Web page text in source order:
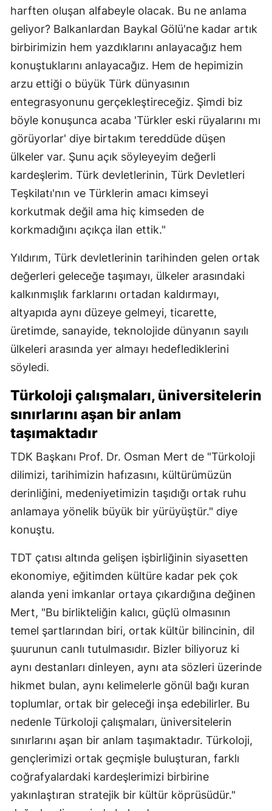
harften oluşan alfabeyle olacak. Bu ne anlama
geliyor? Balkanlardan Baykal Gölü'ne kadar artık
birbirimizin hem yazdıklarını anlayacağız hem
konuştuklarını anlayacağız. Hem de hepimizin
arzu ettiği o büyük Türk dünyasının
entegrasyonunu gerçekleştireceğiz. Şimdi biz
böyle konuşunca acaba 'Türkler eski rüyalarını mı
görüyorlar' diye birtakım tereddüde düşen
ülkeler var. Şunu açık söyleyeyim değerli
kardeşlerim. Türk devletlerinin, Türk Devletleri
Teşkilatı'nın ve Türklerin amacı kimseyi
korkutmak değil ama hiç kimseden de
korkmadığını açıkça ilan ettik."
Yıldırım, Türk devletlerinin tarihinden gelen ortak
değerleri geleceğe taşımayı, ülkeler arasındaki
kalkınmışlık farklarını ortadan kaldırmayı,
altyapıda aynı düzeye gelmeyi, ticarette,
üretimde, sanayide, teknolojide dünyanın sayılı
ülkeleri arasında yer almayı hedeflediklerini
söyledi.
Türkoloji çalışmaları, üniversitelerin
sınırlarını aşan bir anlam
taşımaktadır
TDK Başkanı Prof. Dr. Osman Mert de "Türkoloji
dilimizi, tarihimizin hafızasını, kültürümüzün
derinliğini, medeniyetimizin taşıdığı ortak ruhu
anlamaya yönelik büyük bir yürüyüştür." diye
konuştu.
TDT çatısı altında gelişen işbirliğinin siyasetten
ekonomiye, eğitimden kültüre kadar pek çok
alanda yeni imkanlar ortaya çıkardığına değinen
Mert, "Bu birlikteliğin kalıcı, güçlü olmasının
temel şartlarından biri, ortak kültür bilincinin, dil
şuurunun canlı tutulmasıdır. Bizler biliyoruz ki
aynı destanları dinleyen, aynı ata sözleri üzerinde
hikmet bulan, aynı kelimelerle gönül bağı kuran
toplumlar, ortak bir geleceği inşa edebilirler. Bu
nedenle Türkoloji çalışmaları, üniversitelerin
sınırlarını aşan bir anlam taşımaktadır. Türkoloji,
gençlerimizi ortak geçmişle buluşturan, farklı
coğrafyalardaki kardeşlerimizi birbirine
yakınlaştıran stratejik bir kültür köprüsüdür."